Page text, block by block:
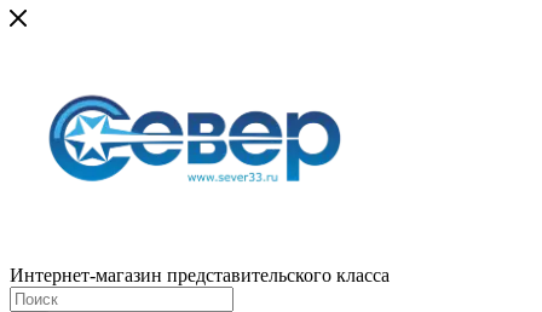
Интернет-магазин представительского класса